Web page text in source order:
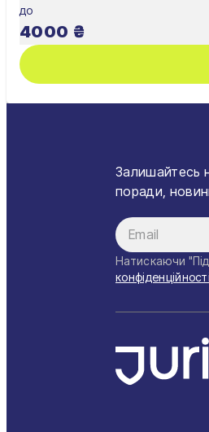
до
4000 ₴
Залишайтесь
поради,
Натискаючи
конфіденційності